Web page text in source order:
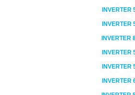
INVERTER
INVERTER
INVERTER
INVERTER
INVERTER
INVERTER